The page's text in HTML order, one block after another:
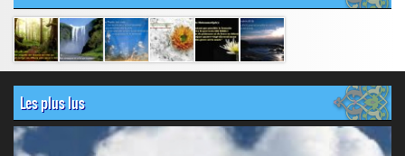
Les plus lus